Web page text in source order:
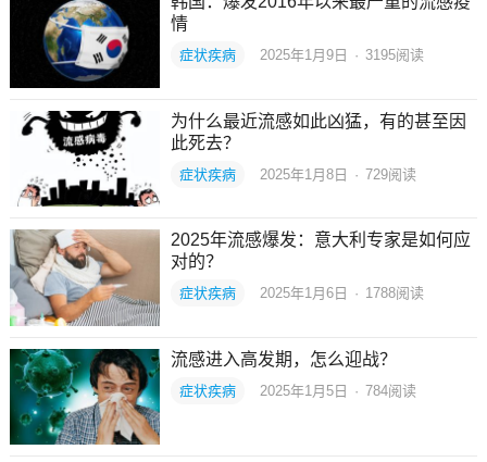
情
症状疾病 2025年1月9日 · 3195阅读
为什么最近流感如此凶猛，有的甚至因
此死去？
症状疾病 2025年1月8日 · 729阅读
2025年流感爆发：意大利专家是如何应
对的？
症状疾病 2025年1月6日 · 1788阅读
流感进入高发期，怎么迎战？
症状疾病 2025年1月5日 · 784阅读